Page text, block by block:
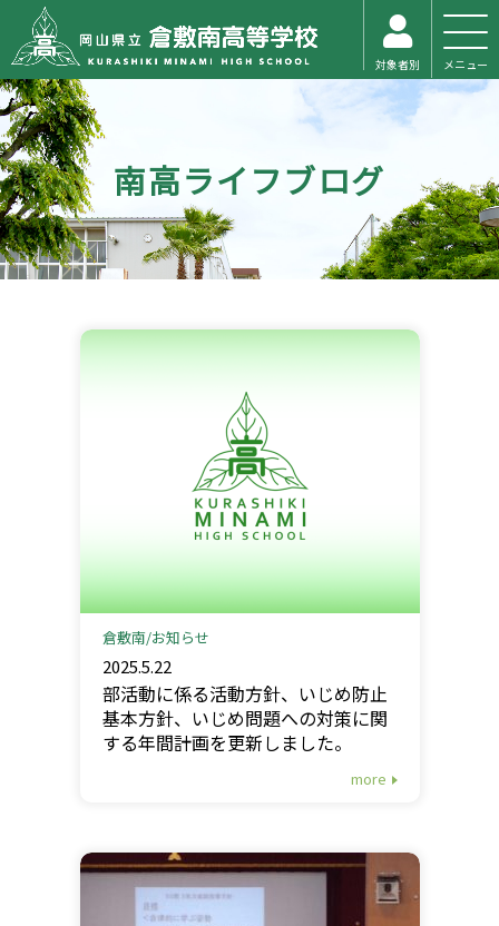
対象者別 メニュー
南高ライフブログ
倉敷南 お知らせ
2025.5.22
部活動に係る活動方針、いじめ防止
基本方針、いじめ問題への対策に関
する年間計画を更新しました。
more